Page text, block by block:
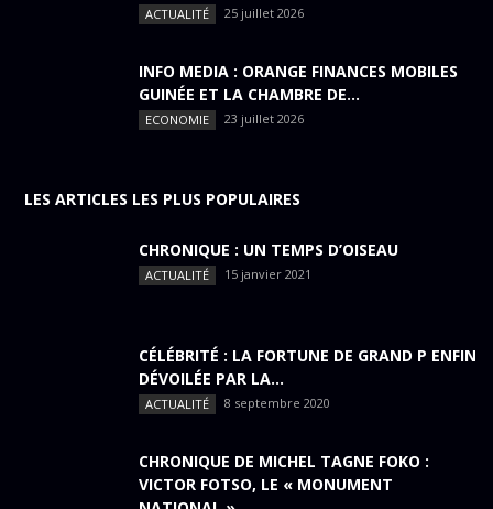
ACTUALITÉ 25 juillet 2026
INFO MEDIA : ORANGE FINANCES MOBILES
GUINÉE ET LA CHAMBRE DE...
ECONOMIE 23 juillet 2026
LES ARTICLES LES PLUS POPULAIRES
CHRONIQUE : UN TEMPS D’OISEAU
ACTUALITÉ 15 janvier 2021
CÉLÉBRITÉ : LA FORTUNE DE GRAND P ENFIN
DÉVOILÉE PAR LA...
ACTUALITÉ 8 septembre 2020
CHRONIQUE DE MICHEL TAGNE FOKO :
VICTOR FOTSO, LE « MONUMENT